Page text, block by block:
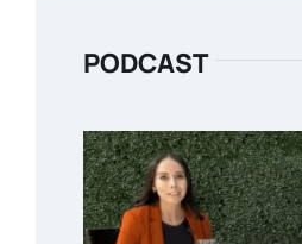
PODCAST